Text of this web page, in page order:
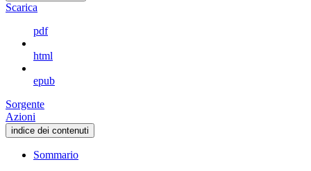
Scarica
pdf
html
epub
Sorgente
Azioni
indice dei contenuti
Sommario